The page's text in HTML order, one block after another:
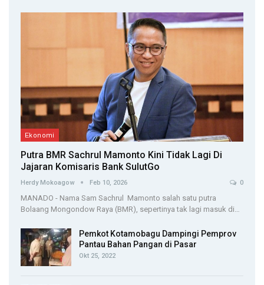
Ekonomi
Putra BMR Sachrul Mamonto Kini Tidak Lagi Di
Jajaran Komisaris Bank SulutGo
Herdy Mokoagow Feb 10, 2026 0
MANADO - Nama Sam Sachrul Mamonto salah satu putra
Bolaang Mongondow Raya (BMR), sepertinya tak lagi masuk di…
Pemkot Kotamobagu Dampingi Pemprov
Pantau Bahan Pangan di Pasar
Okt 25, 2022